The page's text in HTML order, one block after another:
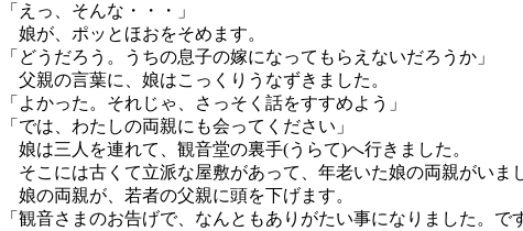
「えっ、そんな・・・」
娘が、ポッとほおをそめます。
「どうだろう。うちの息子の嫁になってもらえないだろうか」
父親の言葉に、娘はこっくりうなずきました。
「よかった。それじゃ、さっそく話をすすめよう」
「では、わたしの両親にも会ってください」
娘は三人を連れて、観音堂の裏手(うらて)へ行きました。
そこには古くて立派な屋敷があって、年老いた娘の両親がいま
娘の両親が、若者の父親に頭を下げます。
「観音さまのお告げで、なんともありがたい事になりました。で